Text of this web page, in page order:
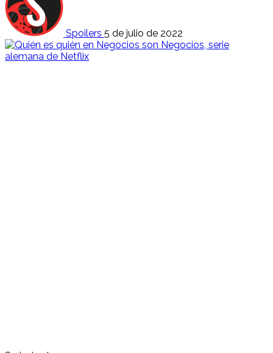
Spoilers 5 de julio de 2022